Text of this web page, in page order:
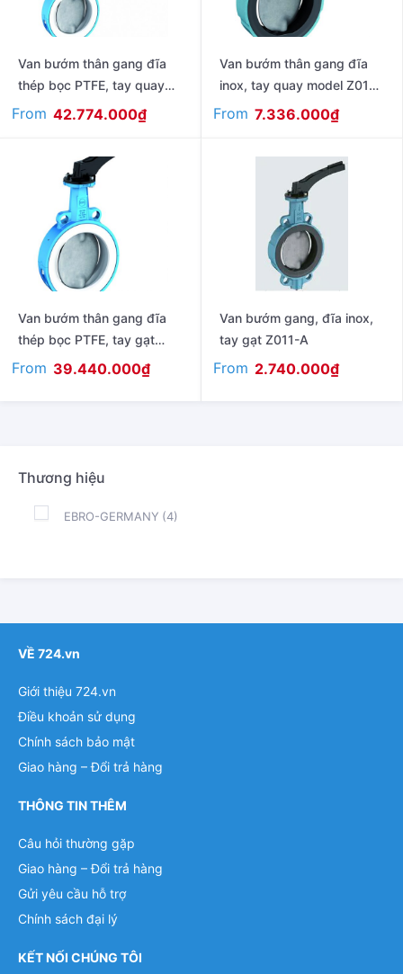
Van bướm thân gang đĩa
thép bọc PTFE, tay quay
model T211-A
From 42.774.000₫
Van bướm thân gang đĩa
inox, tay quay model Z011-
A
From 7.336.000₫
Van bướm thân gang đĩa
thép bọc PTFE, tay gạt
model T211-A
From 39.440.000₫
Van bướm gang, đĩa inox,
tay gạt Z011-A
From 2.740.000₫
Thương hiệu
EBRO-GERMANY (4)
VỀ 724.vn
Giới thiệu 724.vn
Điều khoản sử dụng
Chính sách bảo mật
Giao hàng – Đổi trả hàng
THÔNG TIN THÊM
Câu hỏi thường gặp
Giao hàng – Đổi trả hàng
Gửi yêu cầu hỗ trợ
Chính sách đại lý
KẾT NỐI CHÚNG TÔI